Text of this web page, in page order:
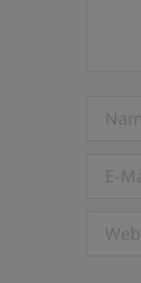
Name *
E-Mail *
Website